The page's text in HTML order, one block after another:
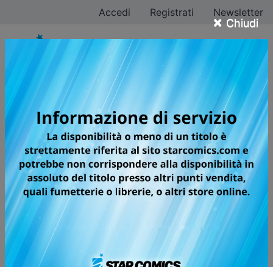
× Chiudi
Accedi Registrati Newsletter
Tutti i fumetti per la
testata TECHNO